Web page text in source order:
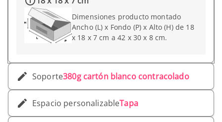
Dimensiones producto montado
Ancho (L) x Fondo (P) x Alto (H) de 18
x 18 x 7 cm a 42 x 30 x 8 cm.
Soporte380g cartón blanco contracolado
Espacio personalizableTapa